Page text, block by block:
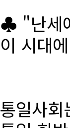
♣ "난세
이 시대
통일사